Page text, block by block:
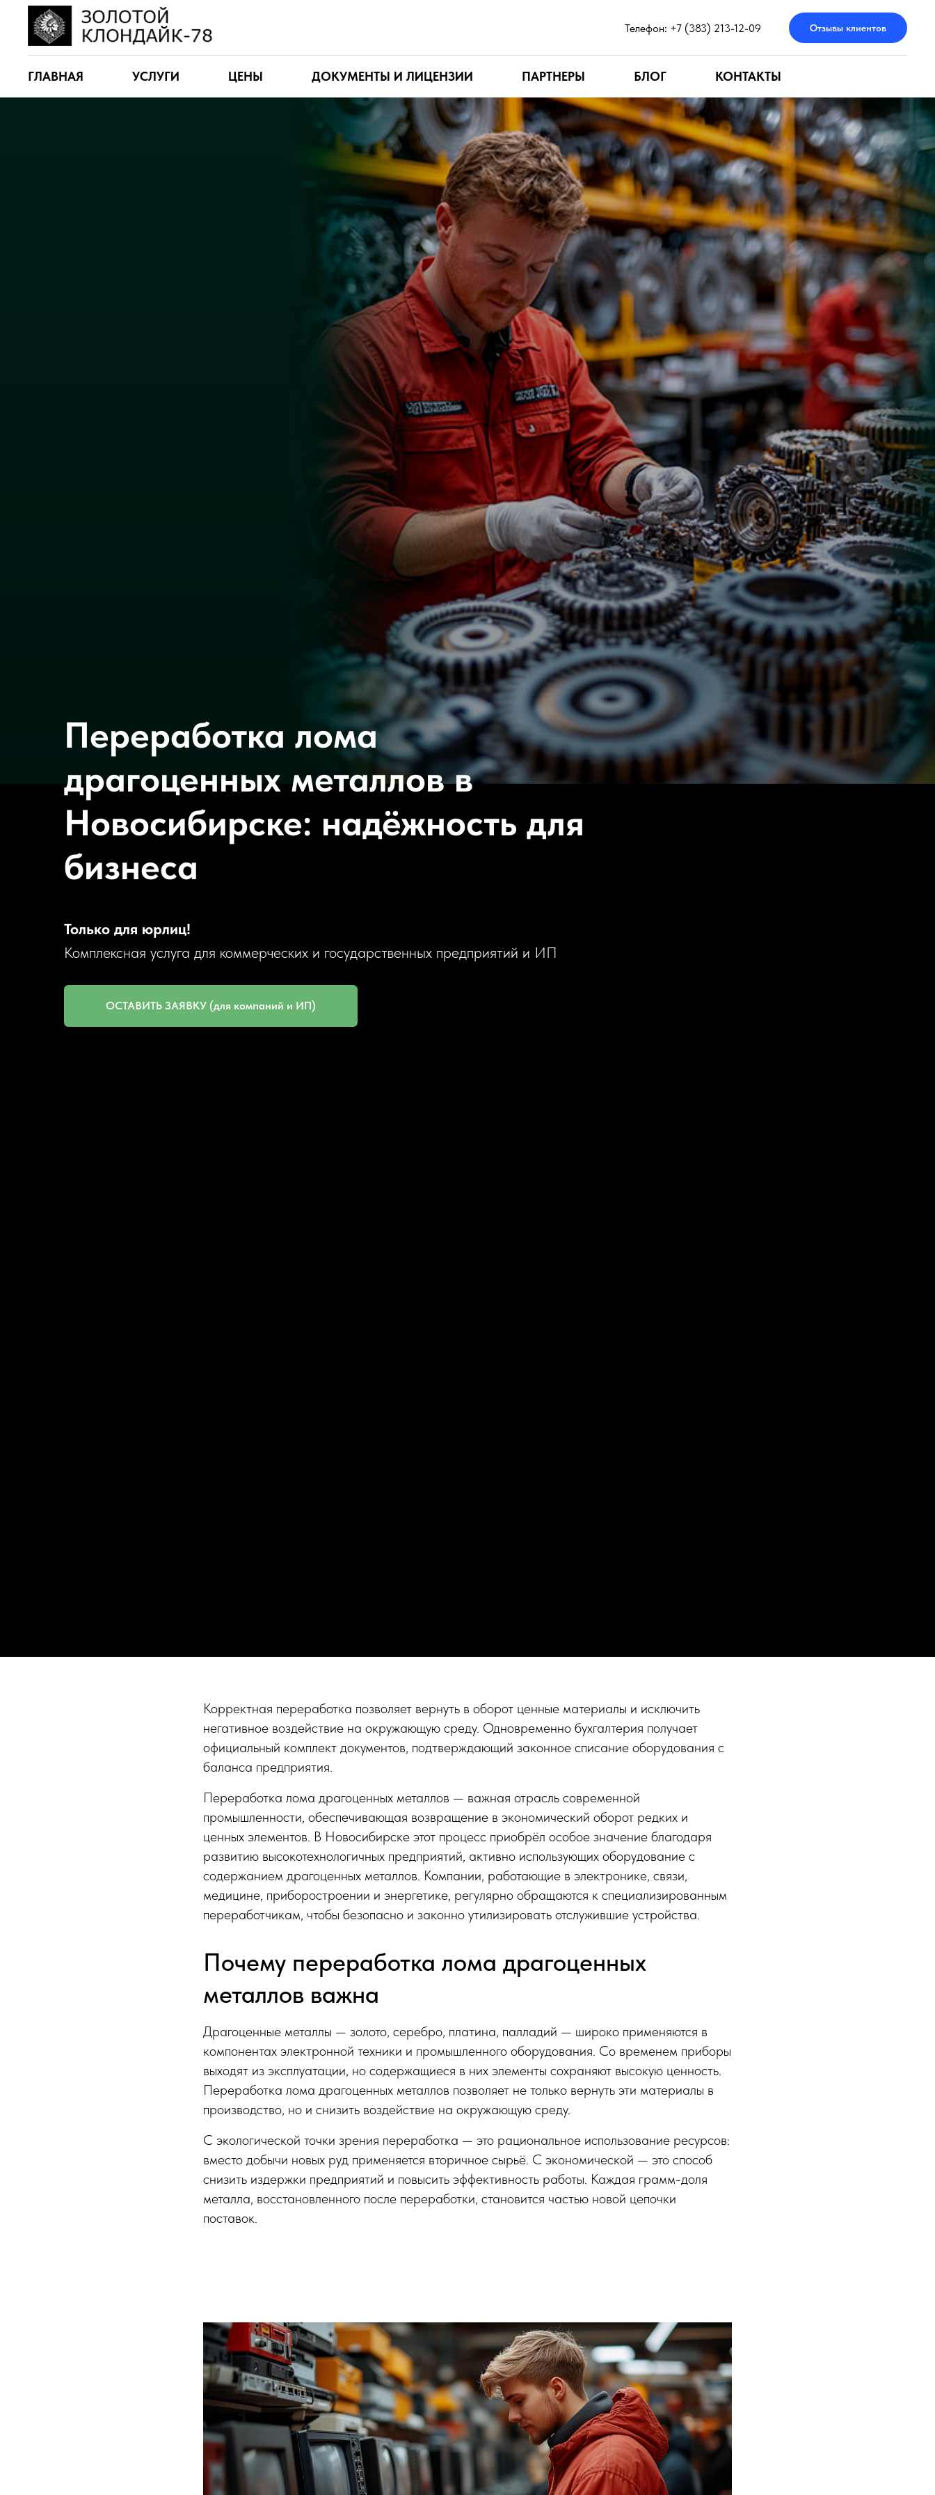
Телефон: +7 (383) 213-12-09 Отзывы клиентов
ГЛАВНАЯ УСЛУГИ ЦЕНЫ ДОКУМЕНТЫ И ЛИЦЕНЗИИ ПАРТНЕРЫ БЛОГ КОНТАКТЫ
Переработка лома
драгоценных металлов в
Новосибирске: надёжность для
бизнеса
Только для юрлиц!
Комплексная услуга для коммерческих и государственных предприятий и ИП
ОСТАВИТЬ ЗАЯВКУ (для компаний и ИП)
Корректная переработка позволяет вернуть в оборот ценные материалы и исключить
негативное воздействие на окружающую среду. Одновременно бухгалтерия получает
официальный комплект документов, подтверждающий законное списание оборудования с
баланса предприятия.
Переработка лома драгоценных металлов — важная отрасль современной
промышленности, обеспечивающая возвращение в экономический оборот редких и
ценных элементов. В Новосибирске этот процесс приобрёл особое значение благодаря
развитию высокотехнологичных предприятий, активно использующих оборудование с
содержанием драгоценных металлов. Компании, работающие в электронике, связи,
медицине, приборостроении и энергетике, регулярно обращаются к специализированным
переработчикам, чтобы безопасно и законно утилизировать отслужившие устройства.
Почему переработка лома драгоценных
металлов важна
Драгоценные металлы — золото, серебро, платина, палладий — широко применяются в
компонентах электронной техники и промышленного оборудования. Со временем приборы
выходят из эксплуатации, но содержащиеся в них элементы сохраняют высокую ценность.
Переработка лома драгоценных металлов позволяет не только вернуть эти материалы в
производство, но и снизить воздействие на окружающую среду.
С экологической точки зрения переработка — это рациональное использование ресурсов:
вместо добычи новых руд применяется вторичное сырьё. С экономической — это способ
снизить издержки предприятий и повысить эффективность работы. Каждая грамм-доля
металла, восстановленного после переработки, становится частью новой цепочки
поставок.